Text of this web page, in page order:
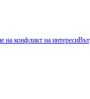
на конфликт на интереси